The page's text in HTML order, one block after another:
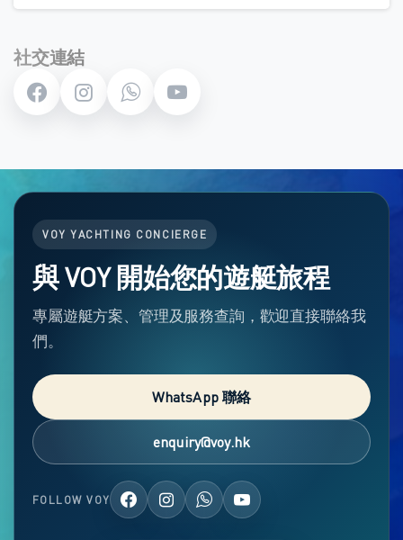
社交連結
VOY YACHTING CONCIERGE
與 VOY 開始您的遊艇旅程
專屬遊艇方案、管理及服務查詢，歡迎直接聯絡我
們。
WhatsApp 聯絡
enquiry@voy.hk
FOLLOW VOY